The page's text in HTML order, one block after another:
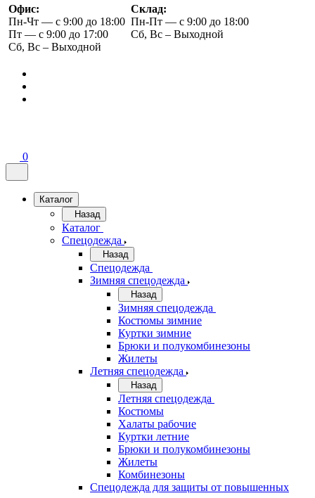
Офис:
Пн-Чт — с 9:00 до 18:00
Пт — с 9:00 до 17:00
Сб, Вс – Выходной
Склад:
Пн-Пт — с 9:00 до 18:00
Сб, Вс – Выходной
0
Каталог
Назад
Каталог
Спецодежда
Назад
Спецодежда
Зимняя спецодежда
Назад
Зимняя спецодежда
Костюмы зимние
Куртки зимние
Брюки и полукомбинезоны
Жилеты
Летняя спецодежда
Назад
Летняя спецодежда
Костюмы
Халаты рабочие
Куртки летние
Брюки и полукомбинезоны
Жилеты
Комбинезоны
Спецодежда для защиты от повышенных